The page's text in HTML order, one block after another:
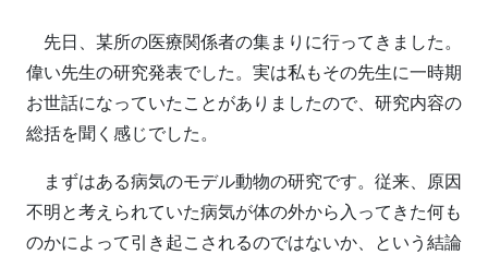
先日、某所の医療関係者の集まりに行ってきました。
偉い先生の研究発表でした。実は私もその先生に一時期
お世話になっていたことがありましたので、研究内容の
総括を聞く感じでした。
まずはある病気のモデル動物の研究です。従来、原因
不明と考えられていた病気が体の外から入ってきた何も
のかによって引き起こされるのではないか、という結論